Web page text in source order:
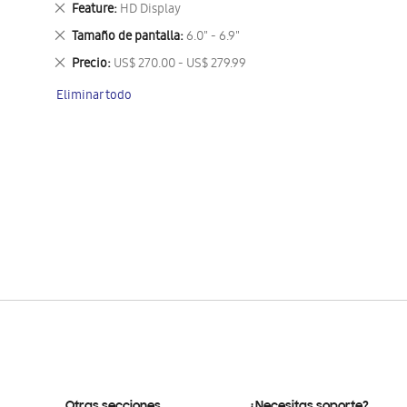
Feature HD Display
Eliminar
este
artículo
Tamaño de pantalla 6.0" - 6.9"
Eliminar
este
artículo
Precio US$ 270.00 - US$ 279.99
Eliminar
artículo
Eliminar todo